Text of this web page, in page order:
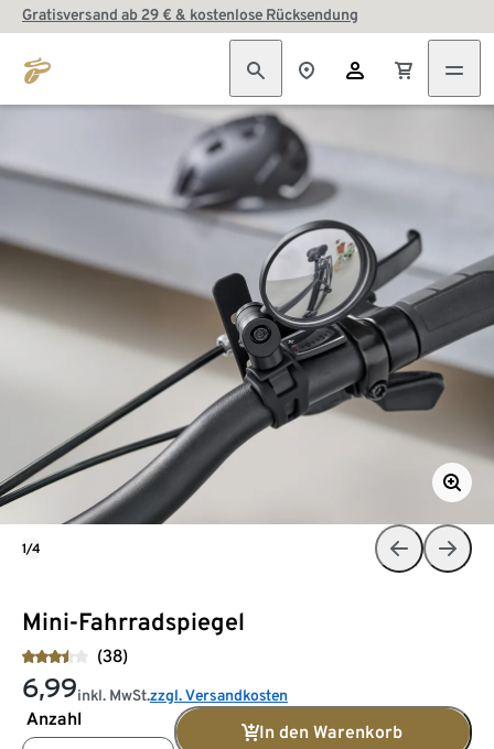
Gratisversand ab 29 € & kostenlose Rücksendung
Mini-Fahrradspiegel
(38)
6,99inkl. MwSt.zzgl. Versandkosten
Anzahl
In den Warenkorb
1/4